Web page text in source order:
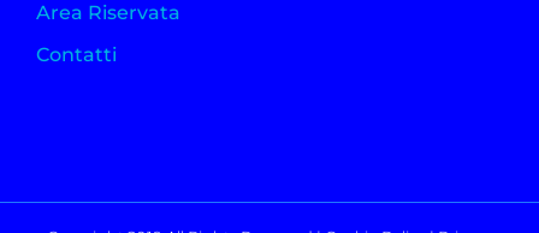
Area Riservata
Contatti